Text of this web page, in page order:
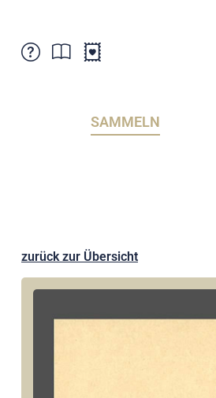
Verkaufsstellen
Postcrossing
Abonnemente
SAMMELN
zurück zur Übersicht